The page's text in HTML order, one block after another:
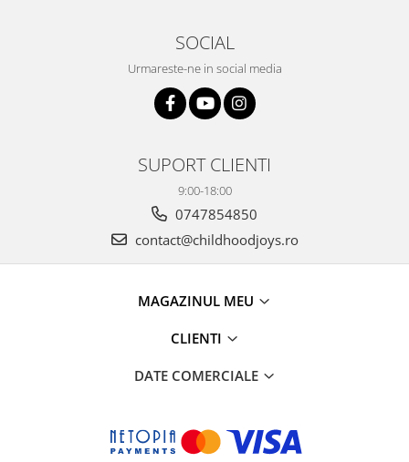
SOCIAL
Urmareste-ne in social media
SUPORT CLIENTI
9:00-18:00
0747854850
contact@childhoodjoys.ro
MAGAZINUL MEU
CLIENTI
DATE COMERCIALE